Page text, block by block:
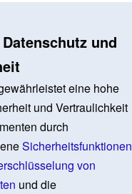
und
eine hohe
und Vertraulichkeit
durch
Sicherheitsfunktionen
von
und die